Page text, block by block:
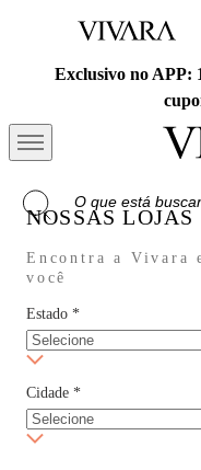
Exclusivo no APP:
NOSSAS LOJAS
Encontra a Vivara
você
Estado *
Cidade *